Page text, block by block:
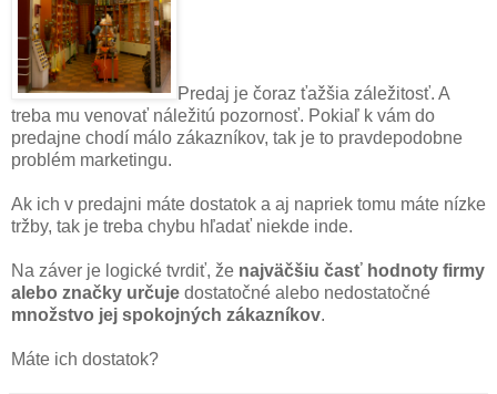
Predaj je čoraz ťažšia záležitosť. A
treba mu venovať náležitú pozornosť. Pokiaľ k vám do
predajne chodí málo zákazníkov, tak je to pravdepodobne
problém marketingu.
Ak ich v predajni máte dostatok a aj napriek tomu máte nízke
tržby, tak je treba chybu hľadať niekde inde.
Na záver je logické tvrdiť, že najväčšiu časť hodnoty firmy
alebo značky určuje dostatočné alebo nedostatočné
množstvo jej spokojných zákazníkov.
Máte ich dostatok?